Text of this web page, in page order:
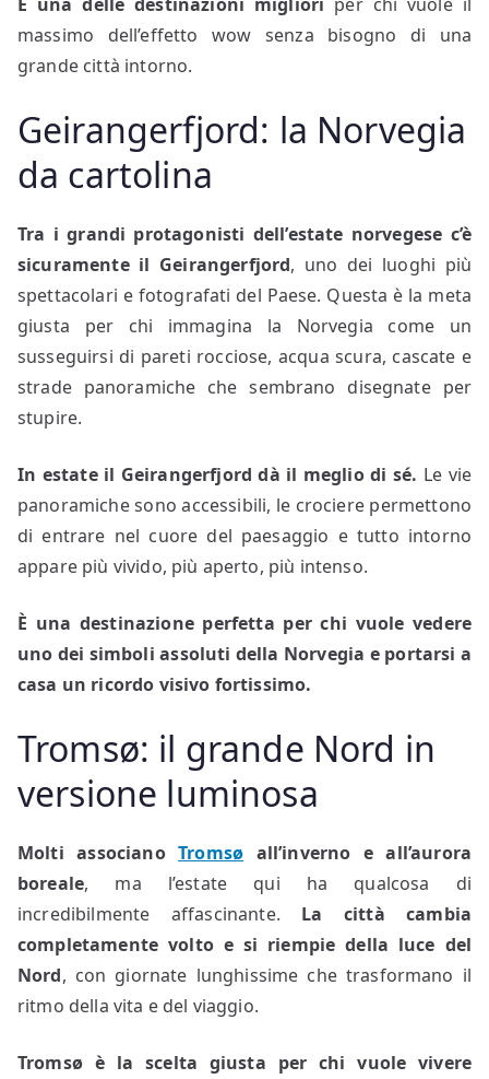
massimo dell’effetto wow senza bisogno di una
grande città intorno.
Geirangerfjord: la Norvegia
da cartolina
Tra i grandi protagonisti dell’estate norvegese c’è
sicuramente il Geirangerfjord, uno dei luoghi più
spettacolari e fotografati del Paese. Questa è la meta
giusta per chi immagina la Norvegia come un
susseguirsi di pareti rocciose, acqua scura, cascate e
strade panoramiche che sembrano disegnate per
stupire.
In estate il Geirangerfjord dà il meglio di sé. Le vie
panoramiche sono accessibili, le crociere permettono
di entrare nel cuore del paesaggio e tutto intorno
appare più vivido, più aperto, più intenso.
È una destinazione perfetta per chi vuole vedere
uno dei simboli assoluti della Norvegia e portarsi a
casa un ricordo visivo fortissimo.
Tromsø: il grande Nord in
versione luminosa
Molti associanoTromsø all’inverno e all’aurora
boreale, ma l’estate qui ha qualcosa di
incredibilmente affascinante. La città cambia
completamente volto e si riempie della luce del
Nord, con giornate lunghissime che trasformano il
ritmo della vita e del viaggio.
Tromsø è la scelta giusta per chi vuole vivere